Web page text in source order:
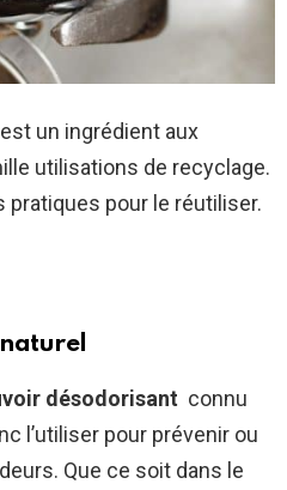
un ingrédient aux
utilisations de recyclage.
pour le réutiliser.
désodorisant connu
l’utiliser pour prévenir ou
Que ce soit dans le